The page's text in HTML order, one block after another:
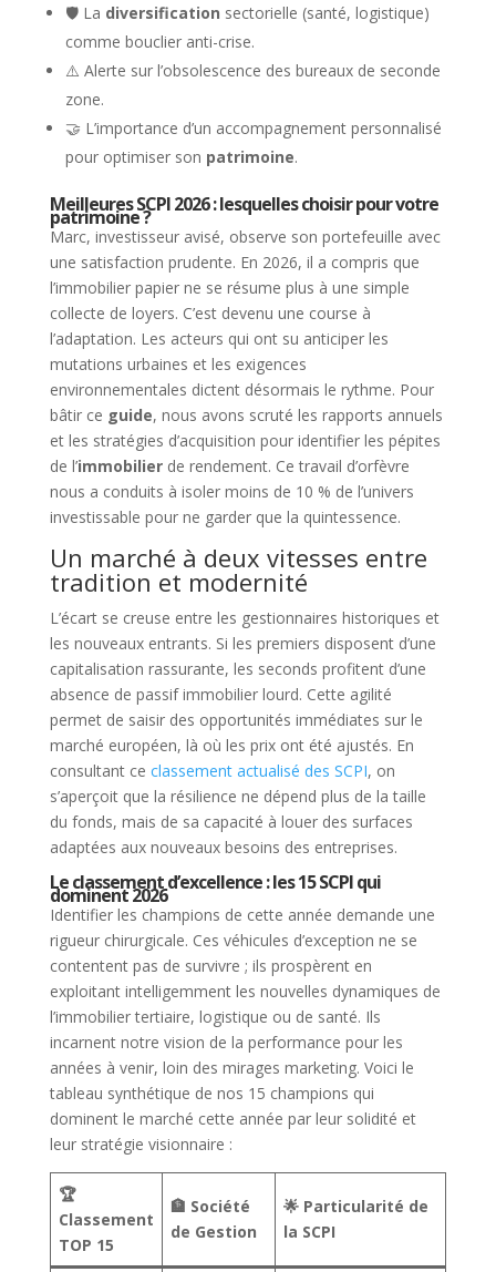
🛡️ La diversification sectorielle (santé, logistique)
comme bouclier anti-crise.
⚠️ Alerte sur l’obsolescence des bureaux de seconde
zone.
🤝 L’importance d’un accompagnement personnalisé
pour optimiser son patrimoine.
Meilleures SCPI 2026 : lesquelles choisir pour votre
patrimoine ?
Marc, investisseur avisé, observe son portefeuille avec
une satisfaction prudente. En 2026, il a compris que
l’immobilier papier ne se résume plus à une simple
collecte de loyers. C’est devenu une course à
l’adaptation. Les acteurs qui ont su anticiper les
mutations urbaines et les exigences
environnementales dictent désormais le rythme. Pour
bâtir ce guide, nous avons scruté les rapports annuels
et les stratégies d’acquisition pour identifier les pépites
de l’immobilierde rendement. Ce travail d’orfèvre
nous a conduits à isoler moins de 10 % de l’univers
investissable pour ne garder que la quintessence.
Un marché à deux vitesses entre
tradition et modernité
L’écart se creuse entre les gestionnaires historiques et
les nouveaux entrants. Si les premiers disposent d’une
capitalisation rassurante, les seconds profitent d’une
absence de passif immobilier lourd. Cette agilité
permet de saisir des opportunités immédiates sur le
marché européen, là où les prix ont été ajustés. En
consultant ce classement actualisé des SCPI, on
s’aperçoit que la résilience ne dépend plus de la taille
du fonds, mais de sa capacité à louer des surfaces
adaptées aux nouveaux besoins des entreprises.
Le classement d’excellence : les 15 SCPI qui
dominent 2026
Identifier les champions de cette année demande une
rigueur chirurgicale. Ces véhicules d’exception ne se
contentent pas de survivre ; ils prospèrent en
exploitant intelligemment les nouvelles dynamiques de
l’immobilier tertiaire, logistique ou de santé. Ils
incarnent notre vision de la performance pour les
années à venir, loin des mirages marketing. Voici le
tableau synthétique de nos 15 champions qui
dominent le marché cette année par leur solidité et
leur stratégie visionnaire :
🏆
Classement
TOP 15
🏦 Société
de Gestion
🌟 Particularité de
la SCPI